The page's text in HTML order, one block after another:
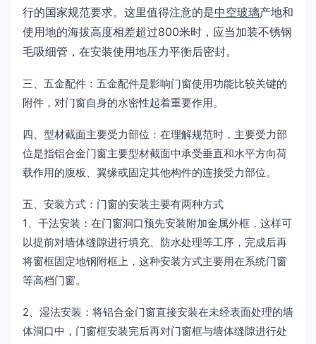
行的国家规范要求。这里值得注意的是中空玻璃产地和
使用地的海拔高度相差超过800米时，应当加装不锈钢
毛吸细管，在安装使用地压力平衡后密封。
三、五金配件：五金配件是影响门窗使用功能比较关键的
附件，对门窗自身的水密性起着重要作用。
四、型材截面主要受力部位：在理解规范时，主要受力部
位是指铝合金门窗主要型材截面中承受垂直和水平方向荷
载作用的腹板、翼缘或固定其他构件的连接受力部位。
五、安装方式：门窗的安装主要有两种方式
1、干法安装：在门窗洞口预先安装附加金属外框，这样可
以提前对墙体缝隙进行填充、防水处理等工序，完成后再
将窗框固定地钢附框上，这种安装方式主要用在系统门窗
等高档门窗。
2、湿法安装：将铝合金门窗直接安装在未经表面处理的墙
体洞口中，门窗框安装完后再对门窗框与墙体缝隙进行处